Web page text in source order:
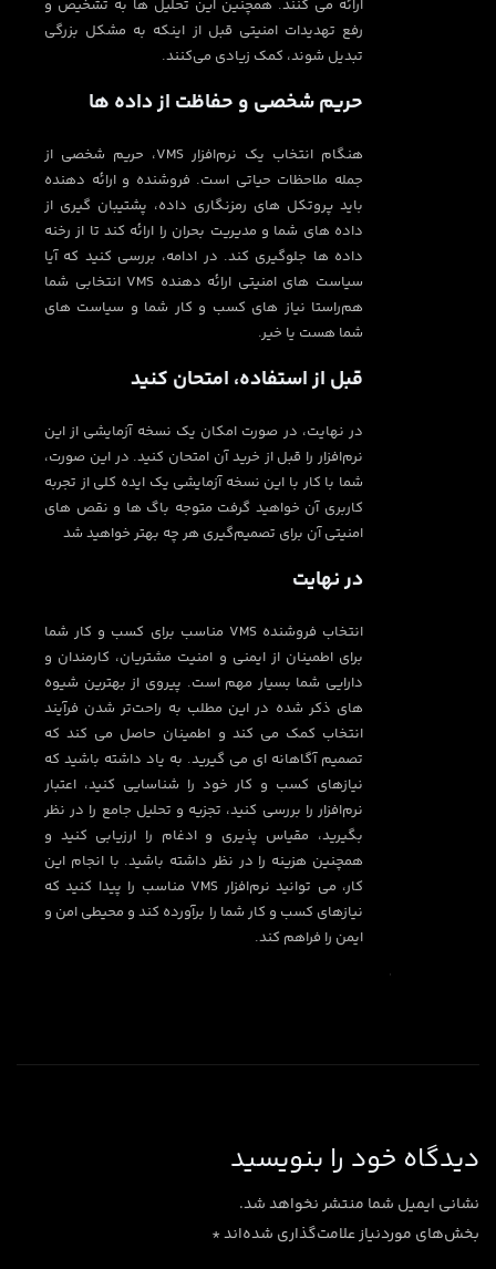
ارائه می کنند. همچنین این تحلیل ها به تشخیص و
رفع تهدیدات امنیتی قبل از اینکه به مشکل بزرگی
تبدیل شوند، کمک زیادی می‌کنند.
حریم شخصی و حفاظت از داده ها
هنگام انتخاب یک نرم‌افزار VMS، حریم شخصی از
جمله ملاحظات حیاتی است. فروشنده و ارائه دهنده
باید پروتکل های رمزنگاری داده، پشتیبان گیری از
داده های شما و مدیریت بحران را ارائه کند تا از رخنه
داده ها جلوگیری کند. در ادامه، بررسی کنید که آیا
سیاست های امنیتی ارائه دهنده VMS انتخابی شما
هم‌راستا نیاز های کسب و کار شما و سیاست های
شما هست یا خیر.
قبل از استفاده، امتحان کنید
در نهایت، در صورت امکان یک نسخه آزمایشی از این
نرم‌افزار را قبل از خرید آن امتحان کنید. در این صورت،
شما با کار با این نسخه آزمایشی یک ایده کلی از تجربه
کاربری آن خواهید گرفت متوجه باگ ها و نقص های
امنیتی آن برای تصمیم‌گیری هر چه بهتر خواهید شد
در نهایت
انتخاب فروشنده VMS مناسب برای کسب و کار شما
برای اطمینان از ایمنی و امنیت مشتریان، کارمندان و
دارایی شما بسیار مهم است. پیروی از بهترین شیوه
های ذکر شده در این مطلب به راحت‌تر شدن فرآیند
انتخاب کمک می کند و اطمینان حاصل می کند که
تصمیم آگاهانه ای می گیرید. به یاد داشته باشید که
نیازهای کسب و کار خود را شناسایی کنید، اعتبار
نرم‌افزار را بررسی کنید، تجزیه و تحلیل جامع را در نظر
بگیرید، مقیاس پذیری و ادغام را ارزیابی کنید و
همچنین هزینه را در نظر داشته باشید. با انجام این
کار، می توانید نرم‌افزار VMS مناسب را پیدا کنید که
نیازهای کسب و کار شما را برآورده کند و محیطی امن و
ایمن را فراهم کند.
دیدگاه‌ خود را بنویسید
نشانی ایمیل شما منتشر نخواهد شد.
بخش‌های موردنیاز علامت‌گذاری شده‌اند*